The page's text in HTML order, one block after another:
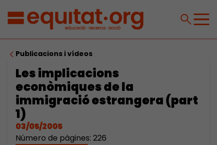
Publicacions i vídeos
Les implicacions
econòmiques de la
immigració estrangera (part
1)
03/05/2005
Número de pàgines: 226